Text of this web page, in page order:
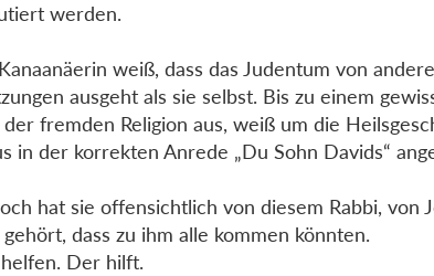
werden.
weiß, dass das Judentum von
ausgeht als sie selbst. Bis zu einem
fremden Religion aus, weiß um die
in der korrekten Anrede „Du Sohn Davids“
hat sie offensichtlich von diesem Rabbi, von
dass zu ihm alle kommen könnten.
Der hilft.